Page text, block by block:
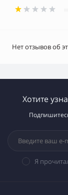
Нет отзывов об
Хотите
Я